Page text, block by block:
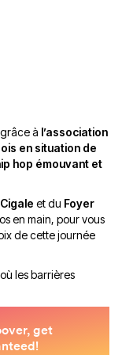
à l’association
en situation de
hop émouvant et
Cigale et du Foyer
en main, pour vous
de cette journée
les barrières